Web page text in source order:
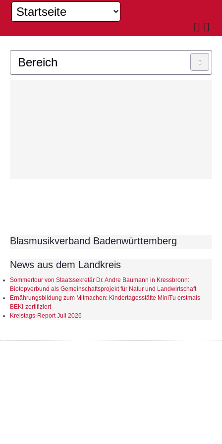
Bereich
Blasmusikverband Badenwürttemberg
News aus dem Landkreis
Sommertour von Staatssekretär Dr. Andre Baumann in Kressbronn:
Biotopverbund als Gemeinschaftsprojekt für Natur und Landwirtschaft
Ernährungsbildung zum Mitmachen: Kindertagesstätte MiniTu erstmals
BEKI-zertifiziert
Kreistags-Report Juli 2026